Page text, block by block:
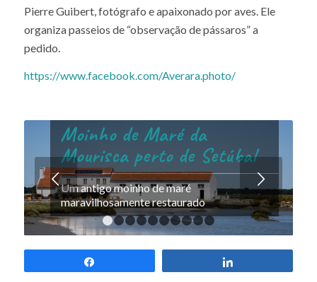
Pierre Guibert, fotógrafo e apaixonado por aves. Ele
organiza passeios de “observação de pássaros” a
pedido.
https://www.facebook.com/Averara.photo/
Moinho de Maré da
Mourisca perto de Setúbal
Um antigo moinho de maré
maravilhosamente restaurado
Next
1 2 3 8 10